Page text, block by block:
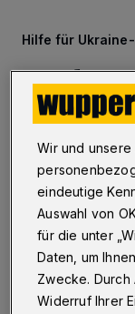
Hilfe für
Wuppertal·Die
100.000 Euro
von aus der
09.03.2022 ,
Wir und unsere
eindeutige
Auswahl von
für die unter
Daten, um
Zwecke.
Widerruf Ihrer